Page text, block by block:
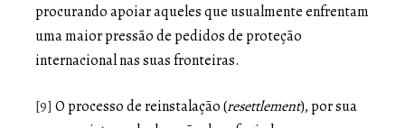
procurando apoiar aqueles que usualmente enfrentam
uma maior pressão de pedidos de proteção
internacional nas suas fronteiras.
[9] O processo de reinstalação (resettlement), por sua